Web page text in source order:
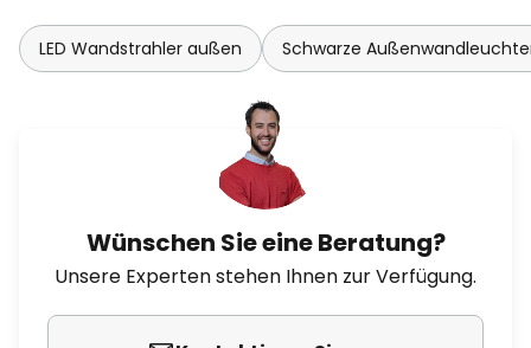
LED Wandstrahler außen Schwarze
Wünschen Sie eine Beratung?
Unsere Experten stehen Ihnen zur Verfügung.